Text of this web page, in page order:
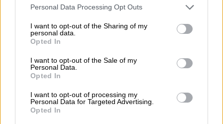
Please note that this website/app uses one or more Google
not limited to your visit or usage behaviour. You may click to
grant or deny consent to Google and its third-party tags to
use your data for below specified purposes in below Google
consent section.
Personal Data Processing Opt Outs
I want to opt-out of the Sharing of my
personal data.
Opted In
I want to opt-out of the Sale of my
Personal Data.
Opted In
I want to opt-out of processing my
Personal Data for Targeted Advertising.
Opted In